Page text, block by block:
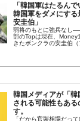
「韓国軍はたるん
韓国軍をダメにす
安圭伯」
弱将のもとに強兵なし
部のTopは現在、
きたボンクラの安圭伯
さんと「韓国初の文官
韓国メディアが「
される可能性もあ
す。
「だから官製相場だっ